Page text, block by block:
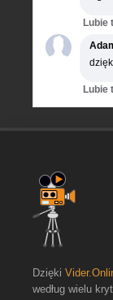
Lubie
Lubie
Dzięki
według wielu